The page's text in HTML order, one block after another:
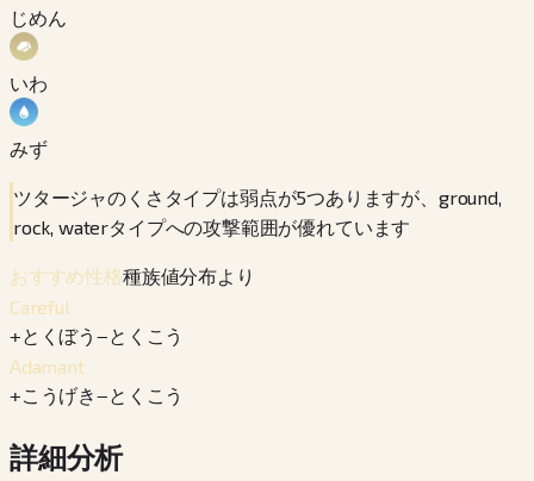
じめん
いわ
みず
ツタージャのくさタイプは弱点が5つありますが、ground,
rock, waterタイプへの攻撃範囲が優れています
おすすめ性格種族値分布より
Careful
+とくぼう−とくこう
Adamant
+こうげき−とくこう
詳細分析